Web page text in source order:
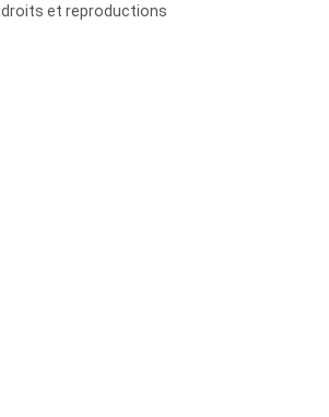
droits et reproductions